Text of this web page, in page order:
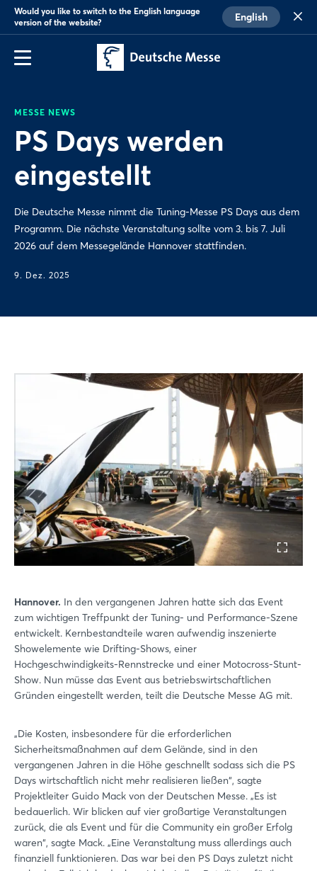
Would you like to switch to the English language
version of the website?
English
MESSE NEWS
PS Days werden
eingestellt
Die Deutsche Messe nimmt die Tuning-Messe PS Days aus dem
Programm. Die nächste Veranstaltung sollte vom 3. bis 7. Juli
2026 auf dem Messegelände Hannover stattfinden.
9. Dez. 2025
Hannover. In den vergangenen Jahren hatte sich das Event
zum wichtigen Treffpunkt der Tuning- und Performance-Szene
entwickelt. Kernbestandteile waren aufwendig inszenierte
Showelemente wie Drifting-Shows, einer
Hochgeschwindigkeits-Rennstrecke und einer Motocross-Stunt-
Show. Nun müsse das Event aus betriebswirtschaftlichen
Gründen eingestellt werden, teilt die Deutsche Messe AG mit.
„Die Kosten, insbesondere für die erforderlichen
Sicherheitsmaßnahmen auf dem Gelände, sind in den
vergangenen Jahren in die Höhe geschnellt sodass sich die PS
Days wirtschaftlich nicht mehr realisieren ließen“, sagte
Projektleiter Guido Mack von der Deutschen Messe. „Es ist
bedauerlich. Wir blicken auf vier großartige Veranstaltungen
zurück, die als Event und für die Community ein großer Erfolg
waren“, sagte Mack. „Eine Veranstaltung muss allerdings auch
finanziell funktionieren. Das war bei den PS Days zuletzt nicht